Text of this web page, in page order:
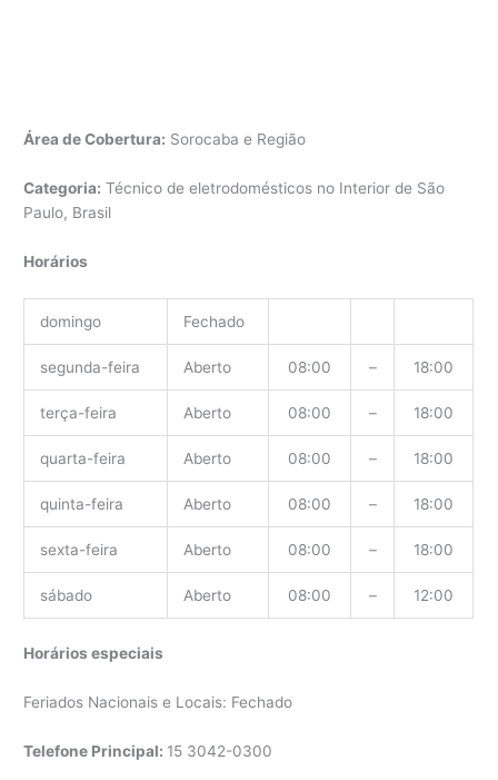
Área de Cobertura: Sorocaba e Região
Categoria: Técnico de eletrodomésticos no Interior de São
Paulo, Brasil
Horários
domingo Fechado
segunda-feira Aberto 08:00 – 18:00
terça-feira Aberto 08:00 – 18:00
quarta-feira Aberto 08:00 – 18:00
quinta-feira Aberto 08:00 – 18:00
sexta-feira Aberto 08:00 – 18:00
sábado Aberto 08:00 – 12:00
Horários especiais
Feriados Nacionais e Locais: Fechado
Telefone Principal: 15 3042-0300